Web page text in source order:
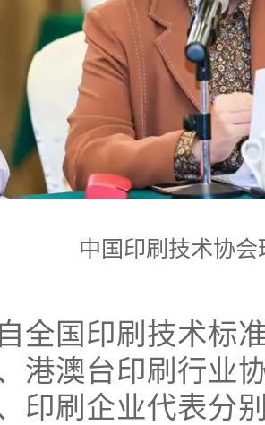
中国印刷技术协
全国印刷技术标
港澳台印刷行业
印刷企业代表分